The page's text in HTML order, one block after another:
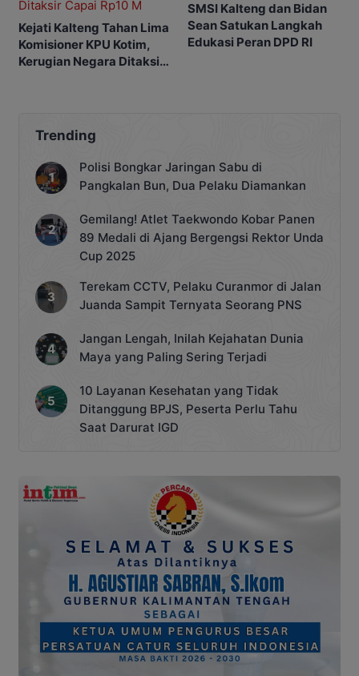
Kejati Kalteng Tahan Lima
Komisioner KPU Kotim,
Kerugian Negara Ditaksir
SMSI Kalteng dan Bidan
Sean Satukan Langkah
Edukasi Peran DPD RI
Trending
Polisi Bongkar Jaringan Sabu di
Pangkalan Bun, Dua Pelaku Diamankan
Gemilang! Atlet Taekwondo Kobar Panen
89 Medali di Ajang Bergengsi Rektor Unda
Cup 2025
Terekam CCTV, Pelaku Curanmor di Jalan
Juanda Sampit Ternyata Seorang PNS
Jangan Lengah, Inilah Kejahatan Dunia
Maya yang Paling Sering Terjadi
10 Layanan Kesehatan yang Tidak
Ditanggung BPJS, Peserta Perlu Tahu
Saat Darurat IGD